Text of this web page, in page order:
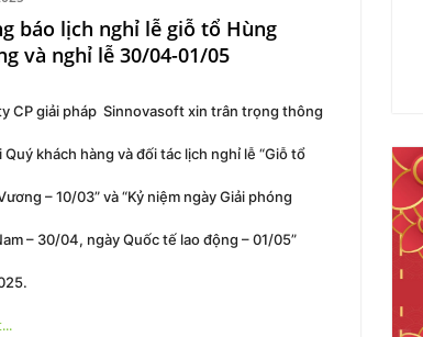
báo lịch nghỉ lễ giỗ tổ Hùng
và nghỉ lễ 30/04-01/05
CP giải pháp Sinnovasoft xin trân trọng thông
Quý khách hàng và đối tác lịch nghỉ lễ “Giỗ tổ
– 10/03” và “Kỷ niệm ngày Giải phóng
– 30/04, ngày Quốc tế lao động – 01/05”